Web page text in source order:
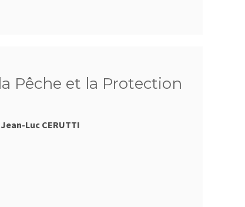
Pêche et la Protection
Jean-Luc CERUTTI